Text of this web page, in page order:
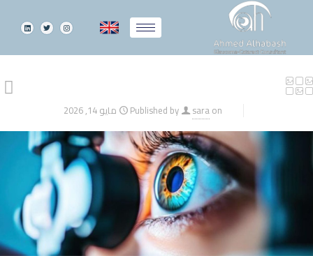
Published by saraon مايو 14, 2026